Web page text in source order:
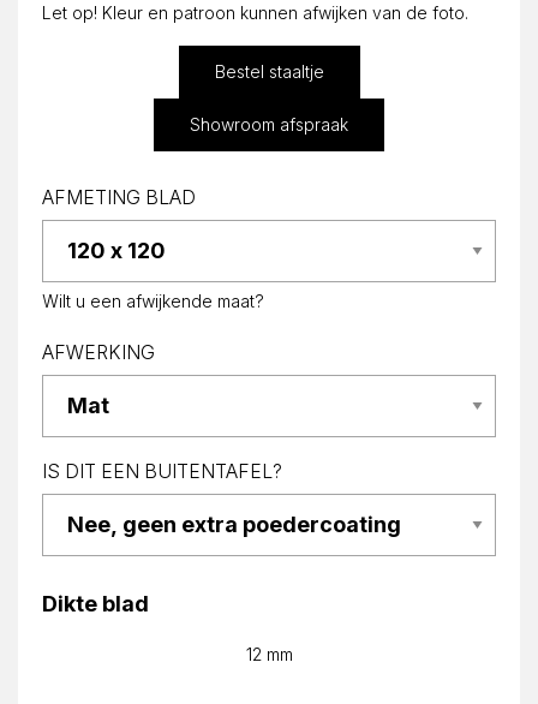
Let op! Kleur en patroon kunnen afwijken van de foto.
Bestel staaltje
Showroom afspraak
AFMETING BLAD
Wilt u een afwijkende maat?
AFWERKING
IS DIT EEN BUITENTAFEL?
Dikte blad
12 mm